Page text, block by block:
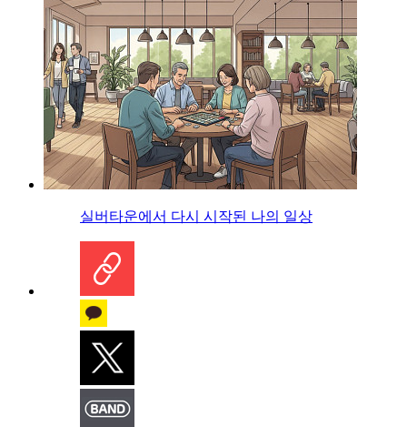
실버타운에서 다시 시작된 나의 일상